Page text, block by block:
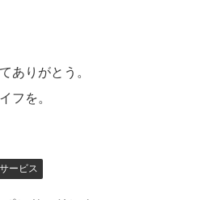
ありがとう。
フを。
ービス